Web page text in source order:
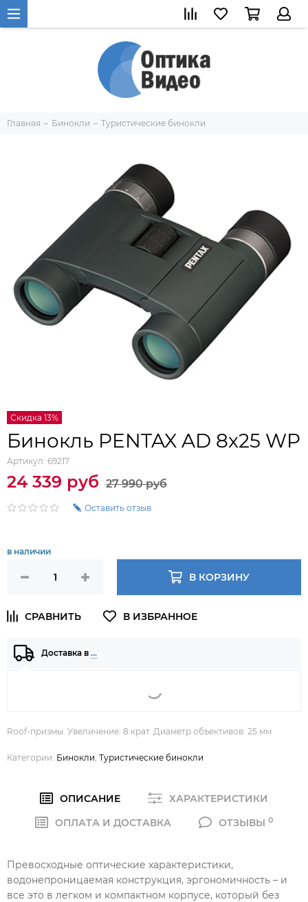
Главная Бинокли Туристические бинокли
Скидка 13%
Бинокль PENTAX AD 8x25 WP
Артикул: 69217
24 339 руб 27 990 руб
Оставить отзыв
в наличии
В КОРЗИНУ
Доставка в …
Roof-призмы. Увеличение: 8 крат. Диаметр объективов: 25 мм
Категории: Бинокли Туристические бинокли
ОПИСАНИЕ
ХАРАКТЕРИСТИКИ
ОПЛАТА И ДОСТАВКА
ОТЗЫВЫ 0
Превосходные оптические характеристики,
водонепроницаемая конструкция, эргономичность – и
все это в легком и компактном корпусе, который без